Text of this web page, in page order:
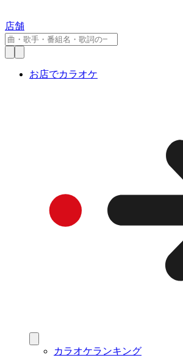
店舗
お店でカラオケ
カラオケランキング